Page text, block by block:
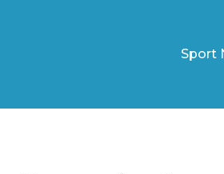
Sport